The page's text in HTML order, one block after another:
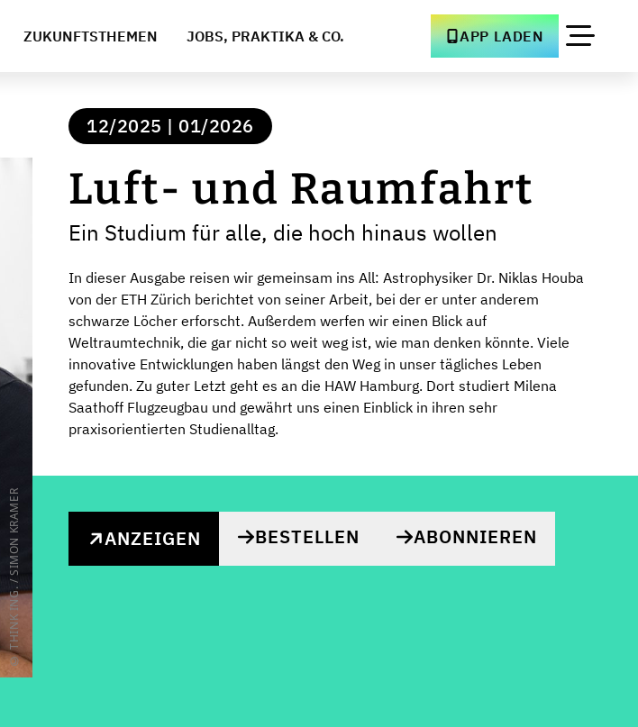
ZUKUNFTSTHEMEN JOBS, PRAKTIKA & CO. APP LADEN
© THINK ING. / SIMON KRAMER
12/2025 | 01/2026
Luft- und Raumfahrt
Ein Studium für alle, die hoch hinaus wollen
In dieser Ausgabe reisen wir gemeinsam ins All: Astrophysiker Dr. Niklas Houba
von der ETH Zürich berichtet von seiner Arbeit, bei der er unter anderem
schwarze Löcher erforscht. Außerdem werfen wir einen Blick auf
Weltraumtechnik, die gar nicht so weit weg ist, wie man denken könnte. Viele
innovative Entwicklungen haben längst den Weg in unser tägliches Leben
gefunden. Zu guter Letzt geht es an die HAW Hamburg. Dort studiert Milena
Saathoff Flugzeugbau und gewährt uns einen Einblick in ihren sehr
praxisorientierten Studienalltag.
ANZEIGEN BESTELLEN ABONNIEREN